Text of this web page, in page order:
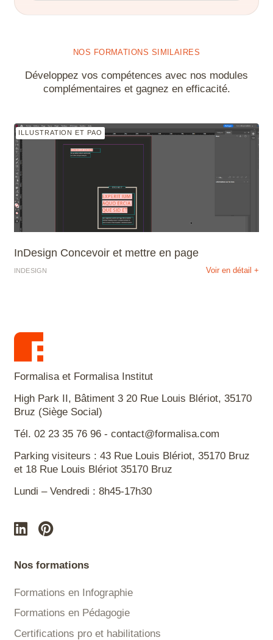
NOS FORMATIONS SIMILAIRES
Développez vos compétences avec nos modules
complémentaires et gagnez en efficacité.
ILLUSTRATION ET PAO
InDesign Concevoir et mettre en page
INDESIGN Voir en détail +
Formalisa et Formalisa Institut
High Park II, Bâtiment 3 20 Rue Louis Blériot, 35170
Bruz (Siège Social)
Tél. 02 23 35 76 96 - contact@formalisa.com
Parking visiteurs : 43 Rue Louis Blériot, 35170 Bruz
et 18 Rue Louis Blériot 35170 Bruz
Lundi – Vendredi : 8h45-17h30
Nos formations
Formations en Infographie
Formations en Pédagogie
Certifications pro et habilitations